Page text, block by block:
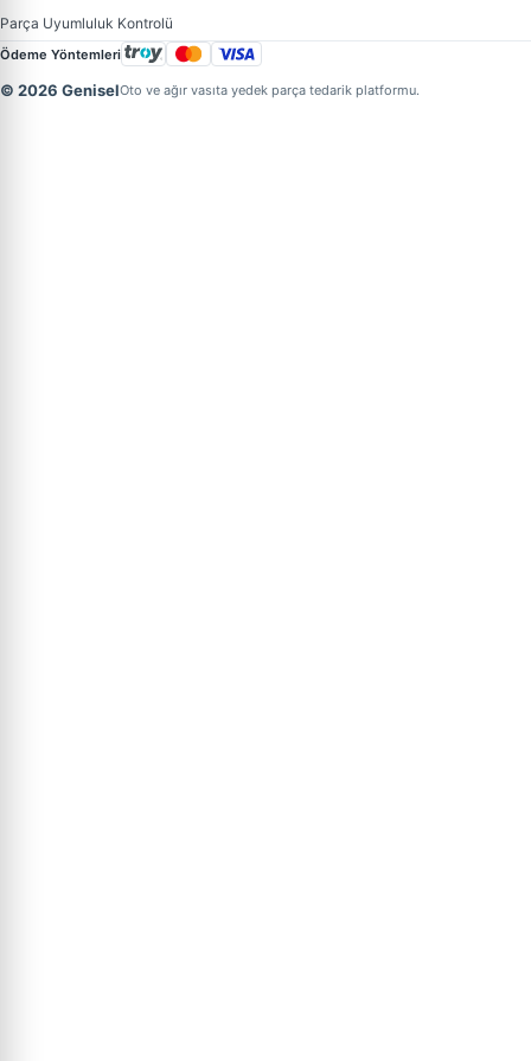
Parça Uyumluluk Kontrolü
Ödeme Yöntemleri
© 2026 GeniselOto ve ağır vasıta yedek parça tedarik platformu.